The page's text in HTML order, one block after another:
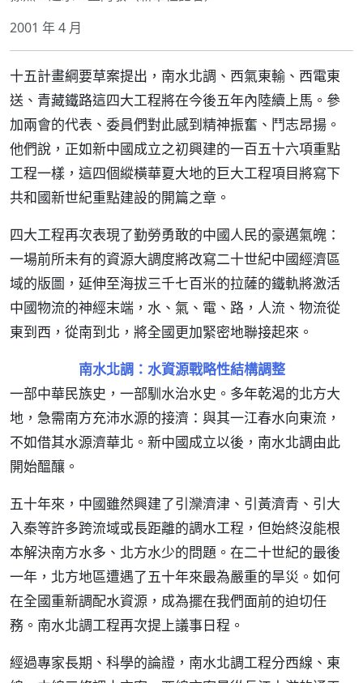
2001 年 4 月
十五計畫綱要草案提出，南水北調、西氣東輸、西電東
送、青藏鐵路這四大工程將在今後五年內陸續上馬。參
加兩會的代表、委員們對此感到精神振奮、鬥志昂揚。
他們說，正如新中國成立之初興建的一百五十六項重點
工程一樣，這四個縱橫華夏大地的巨大工程項目將寫下
共和國新世紀重點建設的開篇之章。
四大工程再次表現了勤勞勇敢的中國人民的豪邁氣魄：
一場前所未有的資源大調度將改寫二十世紀中國經濟區
域的版圖，延伸至海拔三千七百米的拉薩的鐵軌將激活
中國物流的神經末端，水、氣、電、路，人流、物流從
東到西，從南到北，將全國更加緊密地聯接起來。
南水北調：水資源戰略性結構調整
一部中華民族史，一部馴水治水史。多年乾渴的北方大
地，急需南方充沛水源的接濟：與其一江春水向東流，
不如借其水源濟華北。新中國成立以後，南水北調由此
開始醞釀。
五十年來，中國雖然興建了引灤濟津、引黃濟青、引大
入秦等許多跨流域或長距離的調水工程，但始終沒能根
本解決南方水多、北方水少的問題。在二十世紀的最後
一年，北方地區遭遇了五十年來最為嚴重的旱災。如何
在全國重新調配水資源，成為擺在我們面前的迫切任
務。南水北調工程再次提上議事日程。
經過專家長期、科學的論證，南水北調工程分西線、東